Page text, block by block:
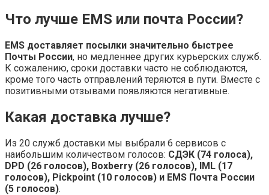
Что лучше EMS или почта России?
EMS доставляет посылки значительно быстрее
Почты России, но медленнее других курьерских служб.
К сожалению, сроки доставки часто не соблюдаются,
кроме того часть отправлений теряются в пути. Вместе с
позитивными отзывами появляются негативные.
Какая доставка лучше?
Из 20 служб доставки мы выбрали 6 сервисов с
наибольшим количеством голосов: СДЭК (74 голоса),
DPD (26 голосов), Boxberry (26 голосов), IML (17
голосов), Pickpoint (10 голосов) и EMS Почта России
(5 голосов).